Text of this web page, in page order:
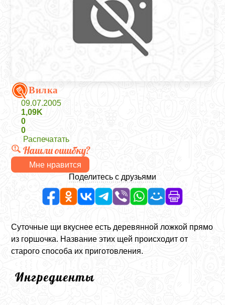
Вилка
09.07.2005
1,09K
0
0
Распечатать
Нашли ошибку?
Мне нравится
Поделитесь с друзьями
Суточные щи вкуснее есть деревянной ложкой прямо
из горшочка. Название этих щей происходит от
старого способа их приготовления.
Ингредиенты